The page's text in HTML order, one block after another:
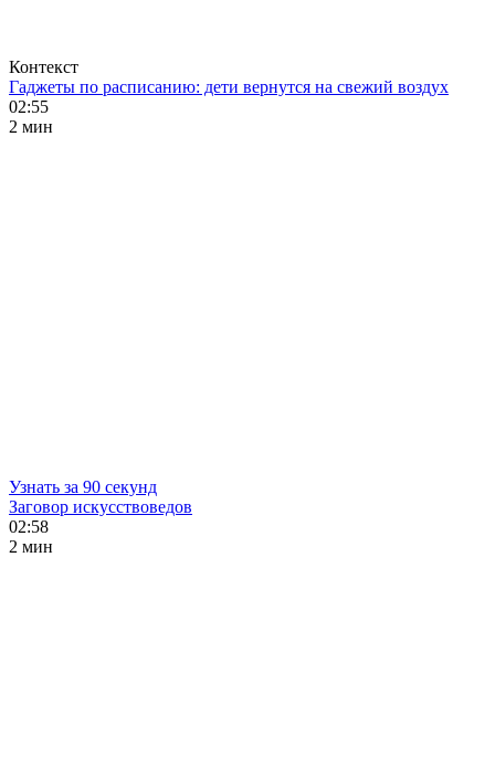
Контекст
Гаджеты по расписанию: дети вернутся на свежий воздух
02:55
2 мин
Узнать за 90 секунд
Заговор искусствоведов
02:58
2 мин